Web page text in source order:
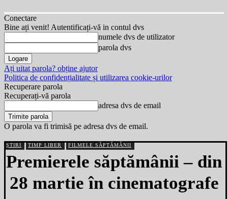
Conectare
Bine ați venit! Autentificați-vă in contul dvs
numele dvs de utilizator
parola dvs
Ați uitat parola? obține ajutor
Politica de confidențialitate și utilizarea cookie-urilor
Recuperare parola
Recuperați-vă parola
adresa dvs de email
O parola va fi trimisă pe adresa dvs de email.
ȘTIRI TIMP LIBER FILMELE SĂPTĂMÂNII
Premierele săptămânii – din
28 martie în cinematografe